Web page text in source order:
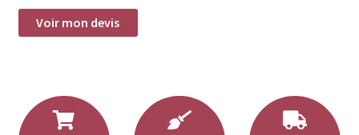
SALVIA
verre
Voir mon devis